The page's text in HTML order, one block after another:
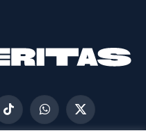
TikTokWhatsApp
X
(Twitter)